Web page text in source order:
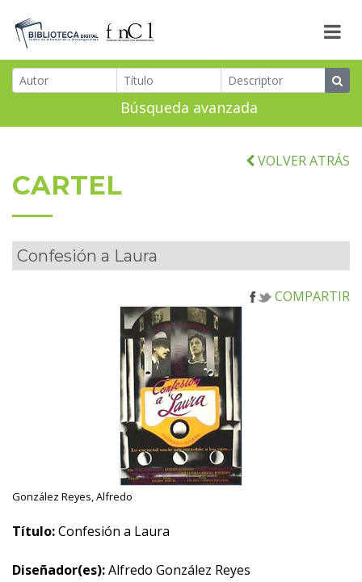
Búsqueda avanzada
VOLVER ATRÁS
CARTEL
Confesión a Laura
COMPARTIR
González Reyes, Alfredo
Título:Confesión a Laura
Diseñador(es):Alfredo González Reyes